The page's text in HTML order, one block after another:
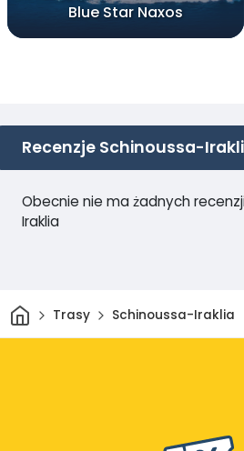
Blue Star Naxos
Recenzje Schinoussa-
Obecnie nie ma żadnych
Iraklia
DomTrasy Schinoussa-Iraklia